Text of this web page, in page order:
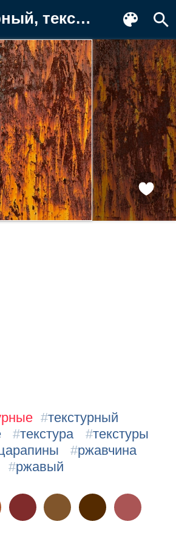
текстура Заставка на телефон
#текстурный
#текстура #текстуры
#ржавчина
#ржавый